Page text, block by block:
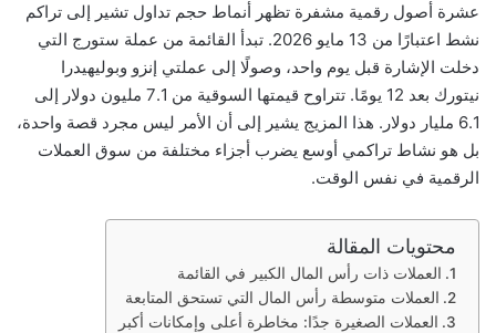
عشرة أصول رقمية مشفرة تظهر أنماط حجم تداول تشير إلى تراكم
نشط اعتبارًا من 13 مايو 2026. تبدأ القائمة من عملة ستورج التي
دخلت الإشارة قبل يوم واحد، وصولًا إلى عملتي إنزو وبوليهيدرا
نيتورك بعد 12 يومًا. تتراوح قيمتها السوقية من 7.1 مليون دولار إلى
6.1 مليار دولار. هذا المزيج يشير إلى أن الأمر ليس مجرد قصة واحدة،
بل هو نشاط تراكمي أوسع يضرب أجزاء مختلفة من سوق العملات
الرقمية في نفس الوقت.
محتويات المقالة
العملات ذات رأس المال الكبير في القائمة
العملات متوسطة رأس المال التي تستحق المتابعة
العملات الصغيرة جدًا: مخاطرة أعلى وإمكانات أكبر